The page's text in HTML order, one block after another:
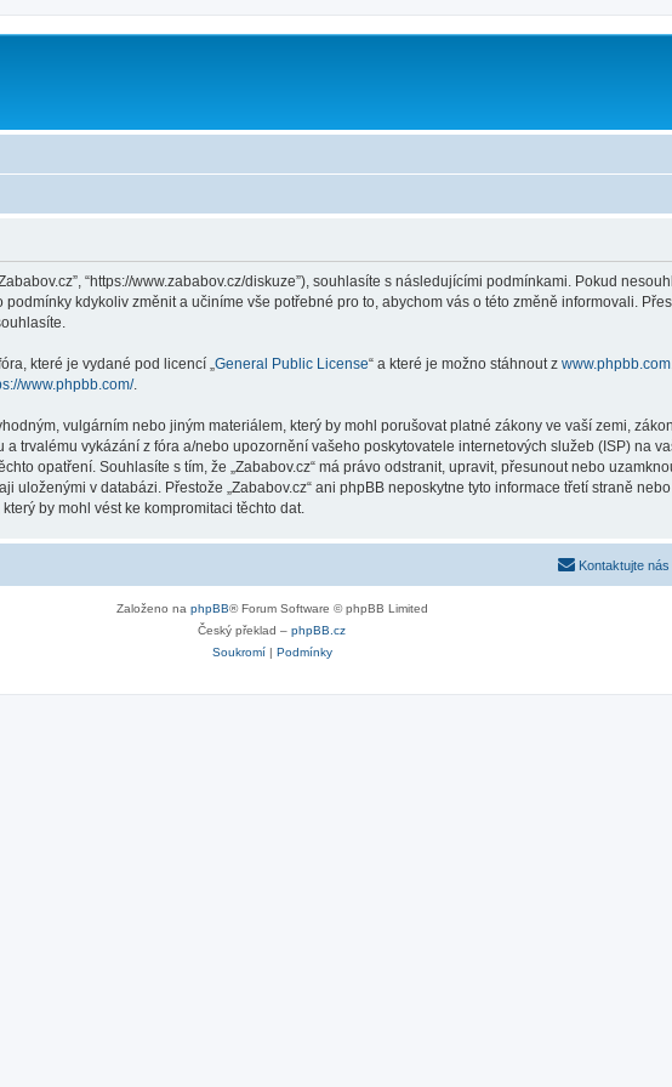
“https://www.zababov.cz/diskuze”), souhlasíte s následujícími podmínkami. Pokud
kdykoliv změnit a učiníme vše potřebné pro to, abychom vás o této změně informovali.
které je vydané pod licencí „ General Public License“ a které je možno stáhnout z www.phpbb.com
www.phpbb.com/.
vulgárním nebo jiným materiálem, který by mohl porušovat platné zákony ve vaší zemi,
trvalému vykázání z fóra a/nebo upozornění vašeho poskytovatele internetových služeb (ISP) na
opatření. Souhlasíte s tím, že „Zababov.cz“ má právo odstranit, upravit, přesunout nebo
v databázi. Přestože „Zababov.cz“ ani phpBB neposkytne tyto informace třetí straně
by mohl vést ke kompromitaci těchto dat.
Kontaktujte nás
Založeno na phpBB® Forum Software © phpBB Limited
Český překlad – phpBB.cz
Soukromí| Podmínky